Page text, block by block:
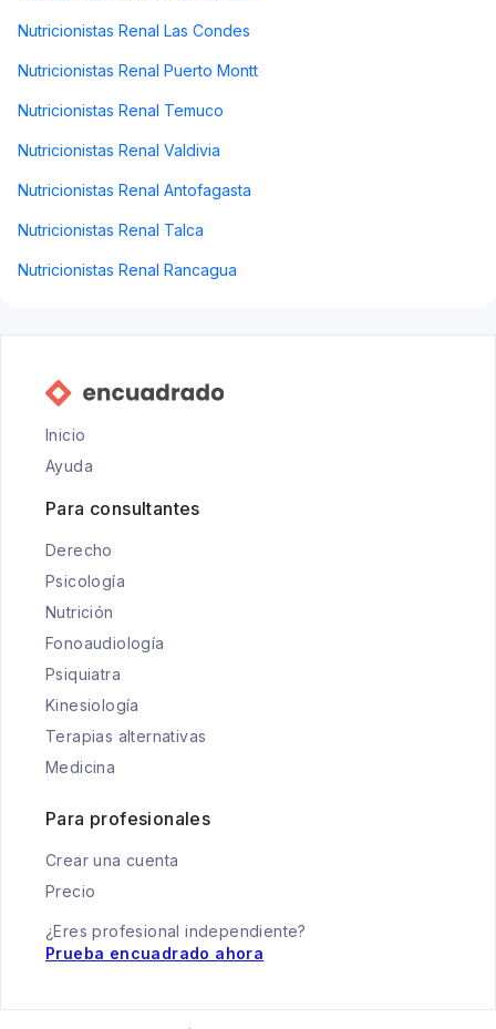
Nutricionistas Renal Las Condes
Nutricionistas Renal Puerto Montt
Nutricionistas Renal Temuco
Nutricionistas Renal Valdivia
Nutricionistas Renal Antofagasta
Nutricionistas Renal Talca
Nutricionistas Renal Rancagua
Inicio
Ayuda
Para consultantes
Derecho
Psicología
Nutrición
Fonoaudiología
Psiquiatra
Kinesiología
Terapias alternativas
Medicina
Para profesionales
Crear una cuenta
Precio
¿Eres profesional independiente?
Prueba encuadrado ahora